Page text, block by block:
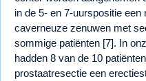
in de 5- en 7-uurspositie
caverneuze zenuwen met
sommige patiënten [7]. In
hadden 8 van de 10
prostaatresectie een